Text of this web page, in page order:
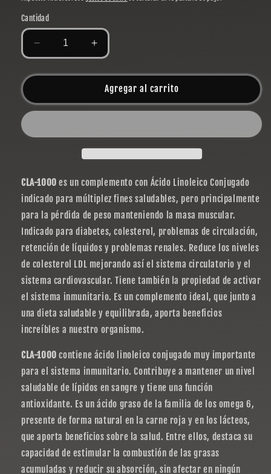
Cantidad
Reducir
cantidad
para
Aumentar
cantidad
para
CLA-
Agregar al carrito
CLA-1000 es un complemento con Ácido Linoleico Conjugado
indicado para múltiplez fines saludables, pero principalmente
para la pérdida de peso manteniendo la masa muscular.
Indicado para diabetes, colesterol, problemas de circulación,
retención de líquidos y problemas renales. Reduce los niveles
de colesterol LDL mejorando así el sistema circulatorio y el
sistema cardiovascular. Tiene también la propiedad de activar
el sistema inmunitario. Es un complemento ideal, que junto a
una dieta saludable y equilibrada, aporta beneficios
increíbles a nuestro organismo.
CLA-1000 contiene ácido linoleico conjugado muy importante
para el sistema inmunitario. Contribuye a mantener un nivel
saludable de lípidos en sangre y tiene una función
antioxidante. Es un ácido graso de la familia de los omega 6,
presente de forma natural en la carne roja y en los lácteos,
que aporta beneficios sobre la salud. Entre ellos, destaca su
capacidad de estimular la combustión de las grasas
acumuladas y reducir su absorción, sin afectar en ningún